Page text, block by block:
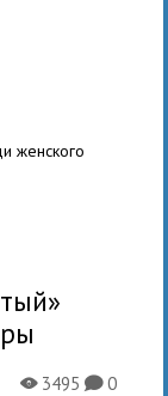
женского
X3495K0